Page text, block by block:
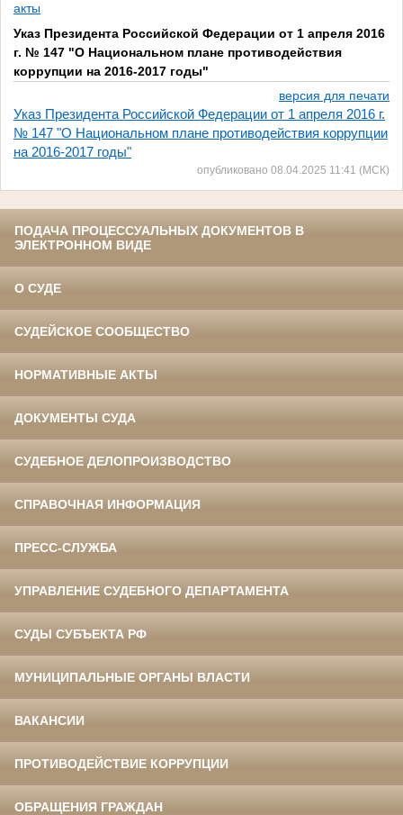
акты
Указ Президента Российской Федерации от 1 апреля 2016
г. № 147 "О Национальном плане противодействия
коррупции на 2016-2017 годы"
версия для печати
Указ Президента Российской Федерации от 1 апреля 2016 г.
№ 147 "О Национальном плане противодействия коррупции
на 2016-2017 годы"
опубликовано 08.04.2025 11:41 (МСК)
ПОДАЧА ПРОЦЕССУАЛЬНЫХ ДОКУМЕНТОВ В
ЭЛЕКТРОННОМ ВИДЕ
О СУДЕ
СУДЕЙСКОЕ СООБЩЕСТВО
НОРМАТИВНЫЕ АКТЫ
ДОКУМЕНТЫ СУДА
СУДЕБНОЕ ДЕЛОПРОИЗВОДСТВО
СПРАВОЧНАЯ ИНФОРМАЦИЯ
ПРЕСС-СЛУЖБА
УПРАВЛЕНИЕ СУДЕБНОГО ДЕПАРТАМЕНТА
СУДЫ СУБЪЕКТА РФ
МУНИЦИПАЛЬНЫЕ ОРГАНЫ ВЛАСТИ
ВАКАНСИИ
ПРОТИВОДЕЙСТВИЕ КОРРУПЦИИ
ОБРАЩЕНИЯ ГРАЖДАН